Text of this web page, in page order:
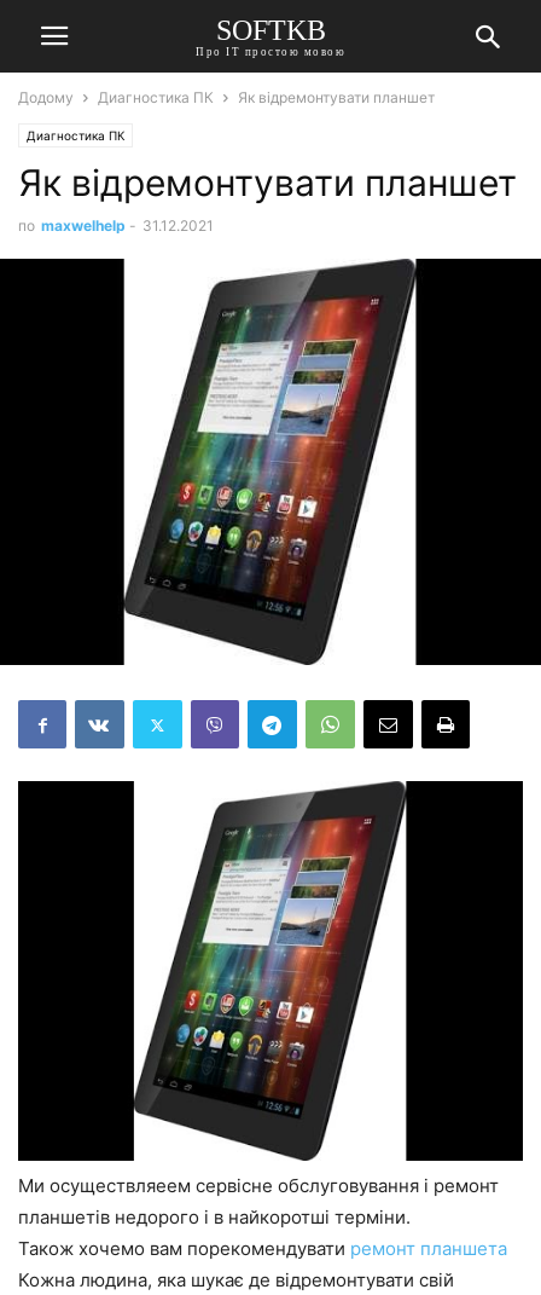
SOFTKB
Про ІТ простою мовою
Додому Диагностика ПК Як відремонтувати планшет
Диагностика ПК
Як відремонтувати планшет
по maxwelhelp - 31.12.2021
Ми осуществляеем сервісне обслуговування і ремонт
планшетів недорого і в найкоротші терміни.
Також хочемо вам порекомендувати ремонт планшета
Кожна людина, яка шукає де відремонтувати свій